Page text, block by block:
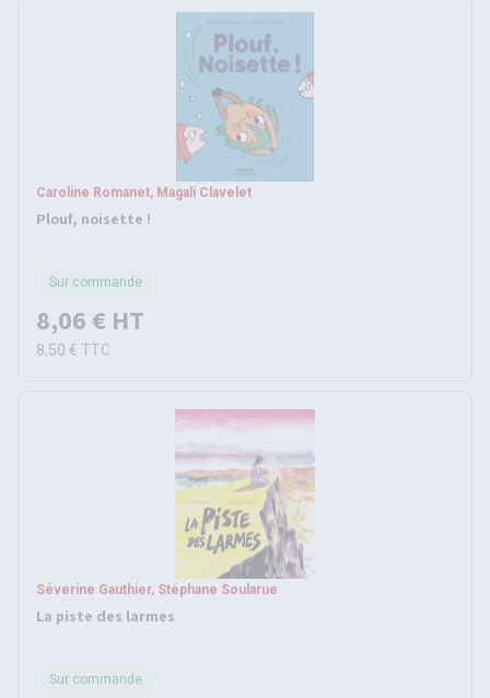
Caroline Romanet, Magali Clavelet
Plouf, noisette !
Sur commande
8,06 € HT
8,50 € TTC
Séverine Gauthier, Stéphane Soularue
La piste des larmes
Sur commande